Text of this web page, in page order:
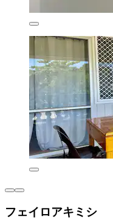
フェイロアキミシ